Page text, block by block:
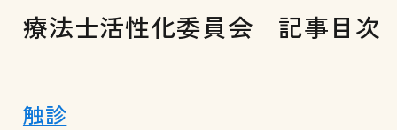
療法士活性化委員会 記事目次
触診